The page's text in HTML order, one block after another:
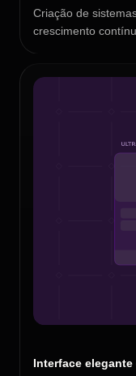
Criação de
crescimento
Interface